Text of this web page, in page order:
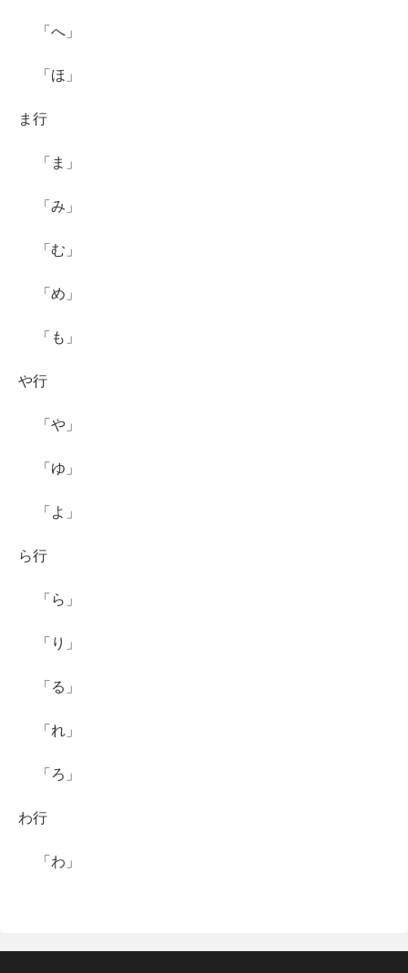
「へ」
「ほ」
ま行
「ま」
「み」
「む」
「め」
「も」
や行
「や」
「ゆ」
「よ」
ら行
「ら」
「り」
「る」
「れ」
「ろ」
わ行
「わ」